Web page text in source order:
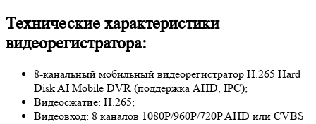
Технические характеристики
видеорегистратора:
8-канальный мобильный видеорегистратор H.265 Hard
Disk AI Mobile DVR (поддержка AHD, IPC);
Видеосжатие: H.265;
Видеовход: 8 каналов 1080P/960P/720P AHD или CVBS